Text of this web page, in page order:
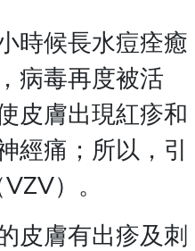
時候長水痘痊癒
病毒再度被活
皮膚出現紅疹和
經痛；所以，引
）。
皮膚有出疹及刺